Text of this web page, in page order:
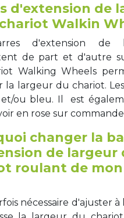
d'extension de
Walkin
d'extension de
de part et d'autre
Walking Wheels
la largeur du chariot.
ou bleu. Il est
en rose sur
changer la
de largeur
roulant de
nécessaire d'ajuster à